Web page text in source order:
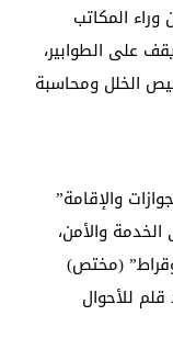
المكاتب
على الطوابير،
الخلل ومحاسبة
والإقامة”
والأمن،
(مختص)
للأحوال